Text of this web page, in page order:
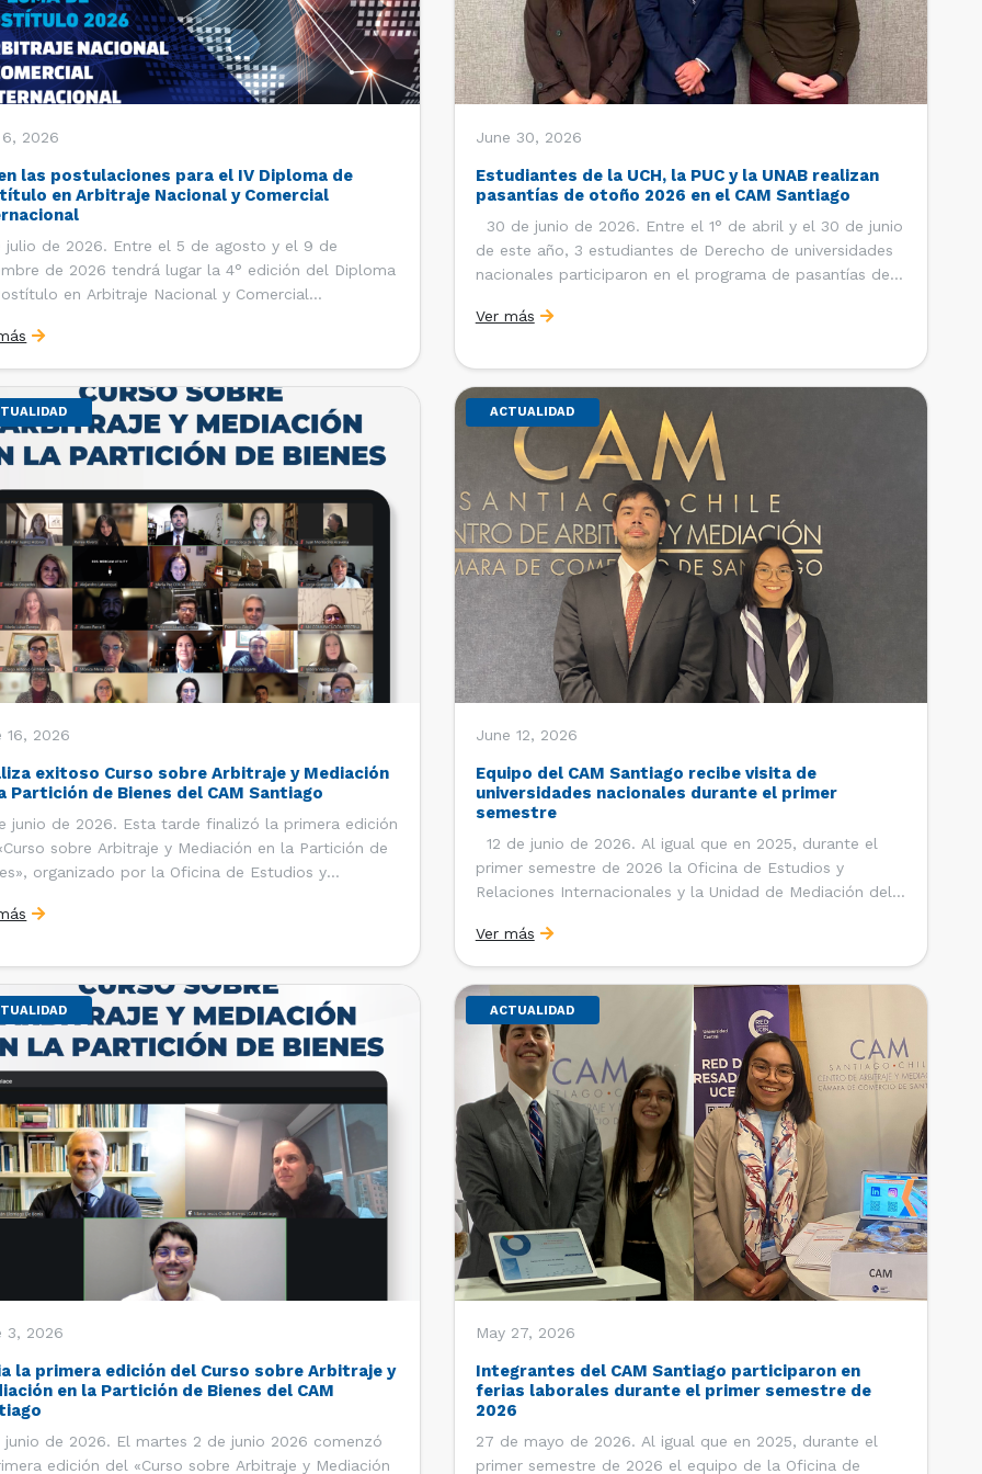
2026
las postulaciones para el IV Diploma de
en Arbitraje Nacional y Comercial
julio de 2026. Entre el 5 de agosto y el 9 de
de 2026 tendrá lugar la 4° edición del Diploma
en Arbitraje Nacional y Comercial
Internacional de la Facultad de Derecho de la
de Chile y […]
June 30, 2026
Estudiantes de la UCH, la PUC y la UNAB realizan
pasantías de otoño 2026 en el CAM Santiago
30 de junio de 2026. Entre el 1° de abril y el 30 de junio
de este año, 3 estudiantes de Derecho de universidades
nacionales participaron en el programa de pasantías del
Comercio de Santiago (CCS). Así, se realizaron […]
Ver más
16, 2026
exitoso Curso sobre Arbitraje y Mediación
Partición de Bienes del CAM Santiago
junio de 2026. Esta tarde finalizó la primera edición
sobre Arbitraje y Mediación en la Partición de
organizado por la Oficina de Estudios y
(CAM) de la Cámara de Comercio de Santiago
ACTUALIDAD
June 12, 2026
Equipo del CAM Santiago recibe visita de
universidades nacionales durante el primer
semestre
12 de junio de 2026. Al igual que en 2025, durante el
primer semestre de 2026 la Oficina de Estudios y
Relaciones Internacionales y la Unidad de Mediación del
Comercio de Santiago (CCS) han recibido la visita de
estudiantes de […]
Ver más
3, 2026
la primera edición del Curso sobre Arbitraje y
en la Partición de Bienes del CAM
junio de 2026. El martes 2 de junio 2026 comenzó
edición del «Curso sobre Arbitraje y Mediación
ACTUALIDAD
May 27, 2026
Integrantes del CAM Santiago participaron en
ferias laborales durante el primer semestre de
2026
27 de mayo de 2026. Al igual que en 2025, durante el
primer semestre de 2026 el equipo de la Oficina de